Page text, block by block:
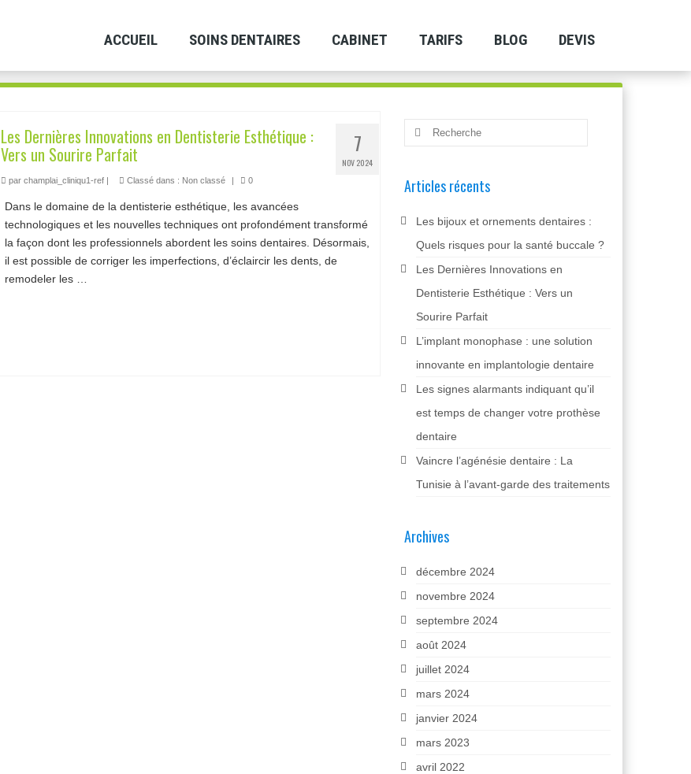
ACCUEIL SOINS DENTAIRES CABINET TARIFS BLOG DEVIS
7
NOV 2024
Les Dernières Innovations en Dentisterie Esthétique :
Vers un Sourire Parfait
par champlai_cliniqu1-ref| Classé dans : Non classé | 0
Dans le domaine de la dentisterie esthétique, les avancées
technologiques et les nouvelles techniques ont profondément transformé
la façon dont les professionnels abordent les soins dentaires. Désormais,
il est possible de corriger les imperfections, d’éclaircir les dents, de
remodeler les …
Rechercher
:
Articles récents
Les bijoux et ornements dentaires :
Quels risques pour la santé buccale ?
Les Dernières Innovations en
Dentisterie Esthétique : Vers un
Sourire Parfait
L’implant monophase : une solution
innovante en implantologie dentaire
Les signes alarmants indiquant qu’il
est temps de changer votre prothèse
dentaire
Vaincre l’agénésie dentaire : La
Tunisie à l’avant-garde des traitements
Archives
décembre 2024
novembre 2024
septembre 2024
août 2024
juillet 2024
mars 2024
janvier 2024
mars 2023
avril 2022